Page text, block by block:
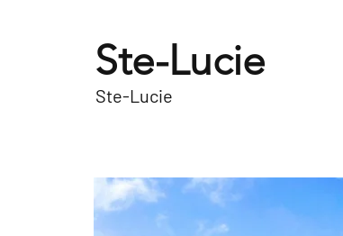
Ste-Lucie
Ste-Lucie